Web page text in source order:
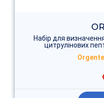
Набір для
цитрулінових